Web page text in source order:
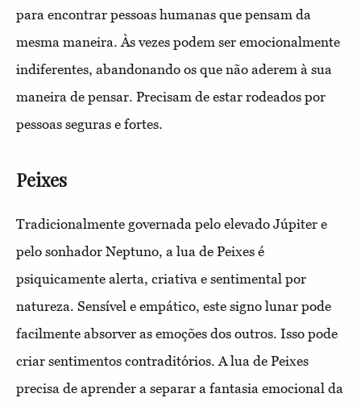
para encontrar pessoas humanas que pensam da
mesma maneira. Às vezes podem ser emocionalmente
indiferentes, abandonando os que não aderem à sua
maneira de pensar. Precisam de estar rodeados por
pessoas seguras e fortes.
Peixes
Tradicionalmente governada pelo elevado Júpiter e
pelo sonhador Neptuno, a lua de Peixes é
psiquicamente alerta, criativa e sentimental por
natureza. Sensível e empático, este signo lunar pode
facilmente absorver as emoções dos outros. Isso pode
criar sentimentos contraditórios. A lua de Peixes
precisa de aprender a separar a fantasia emocional da